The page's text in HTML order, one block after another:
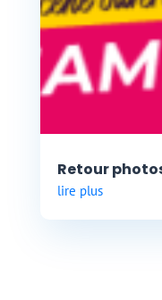
Retour
lire plus